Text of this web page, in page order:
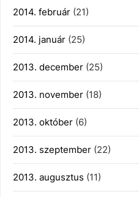
2014. február (21)
2014. január (25)
2013. december (25)
2013. november (18)
2013. október (6)
2013. szeptember (22)
2013. augusztus (11)